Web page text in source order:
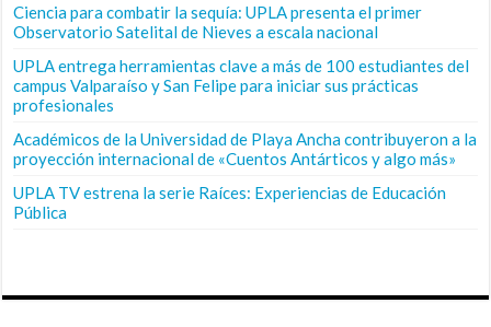
Ciencia para combatir la sequía: UPLA presenta el primer
Observatorio Satelital de Nieves a escala nacional
UPLA entrega herramientas clave a más de 100 estudiantes del
campus Valparaíso y San Felipe para iniciar sus prácticas
profesionales
Académicos de la Universidad de Playa Ancha contribuyeron a la
proyección internacional de «Cuentos Antárticos y algo más»
UPLA TV estrena la serie Raíces: Experiencias de Educación
Pública